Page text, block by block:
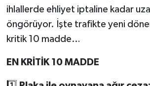
ihlallerde ehliyet iptaline kadar
öngörüyor. İşte trafikte yeni
kritik 10 madde…
EN KRİTİK 10 MADDE